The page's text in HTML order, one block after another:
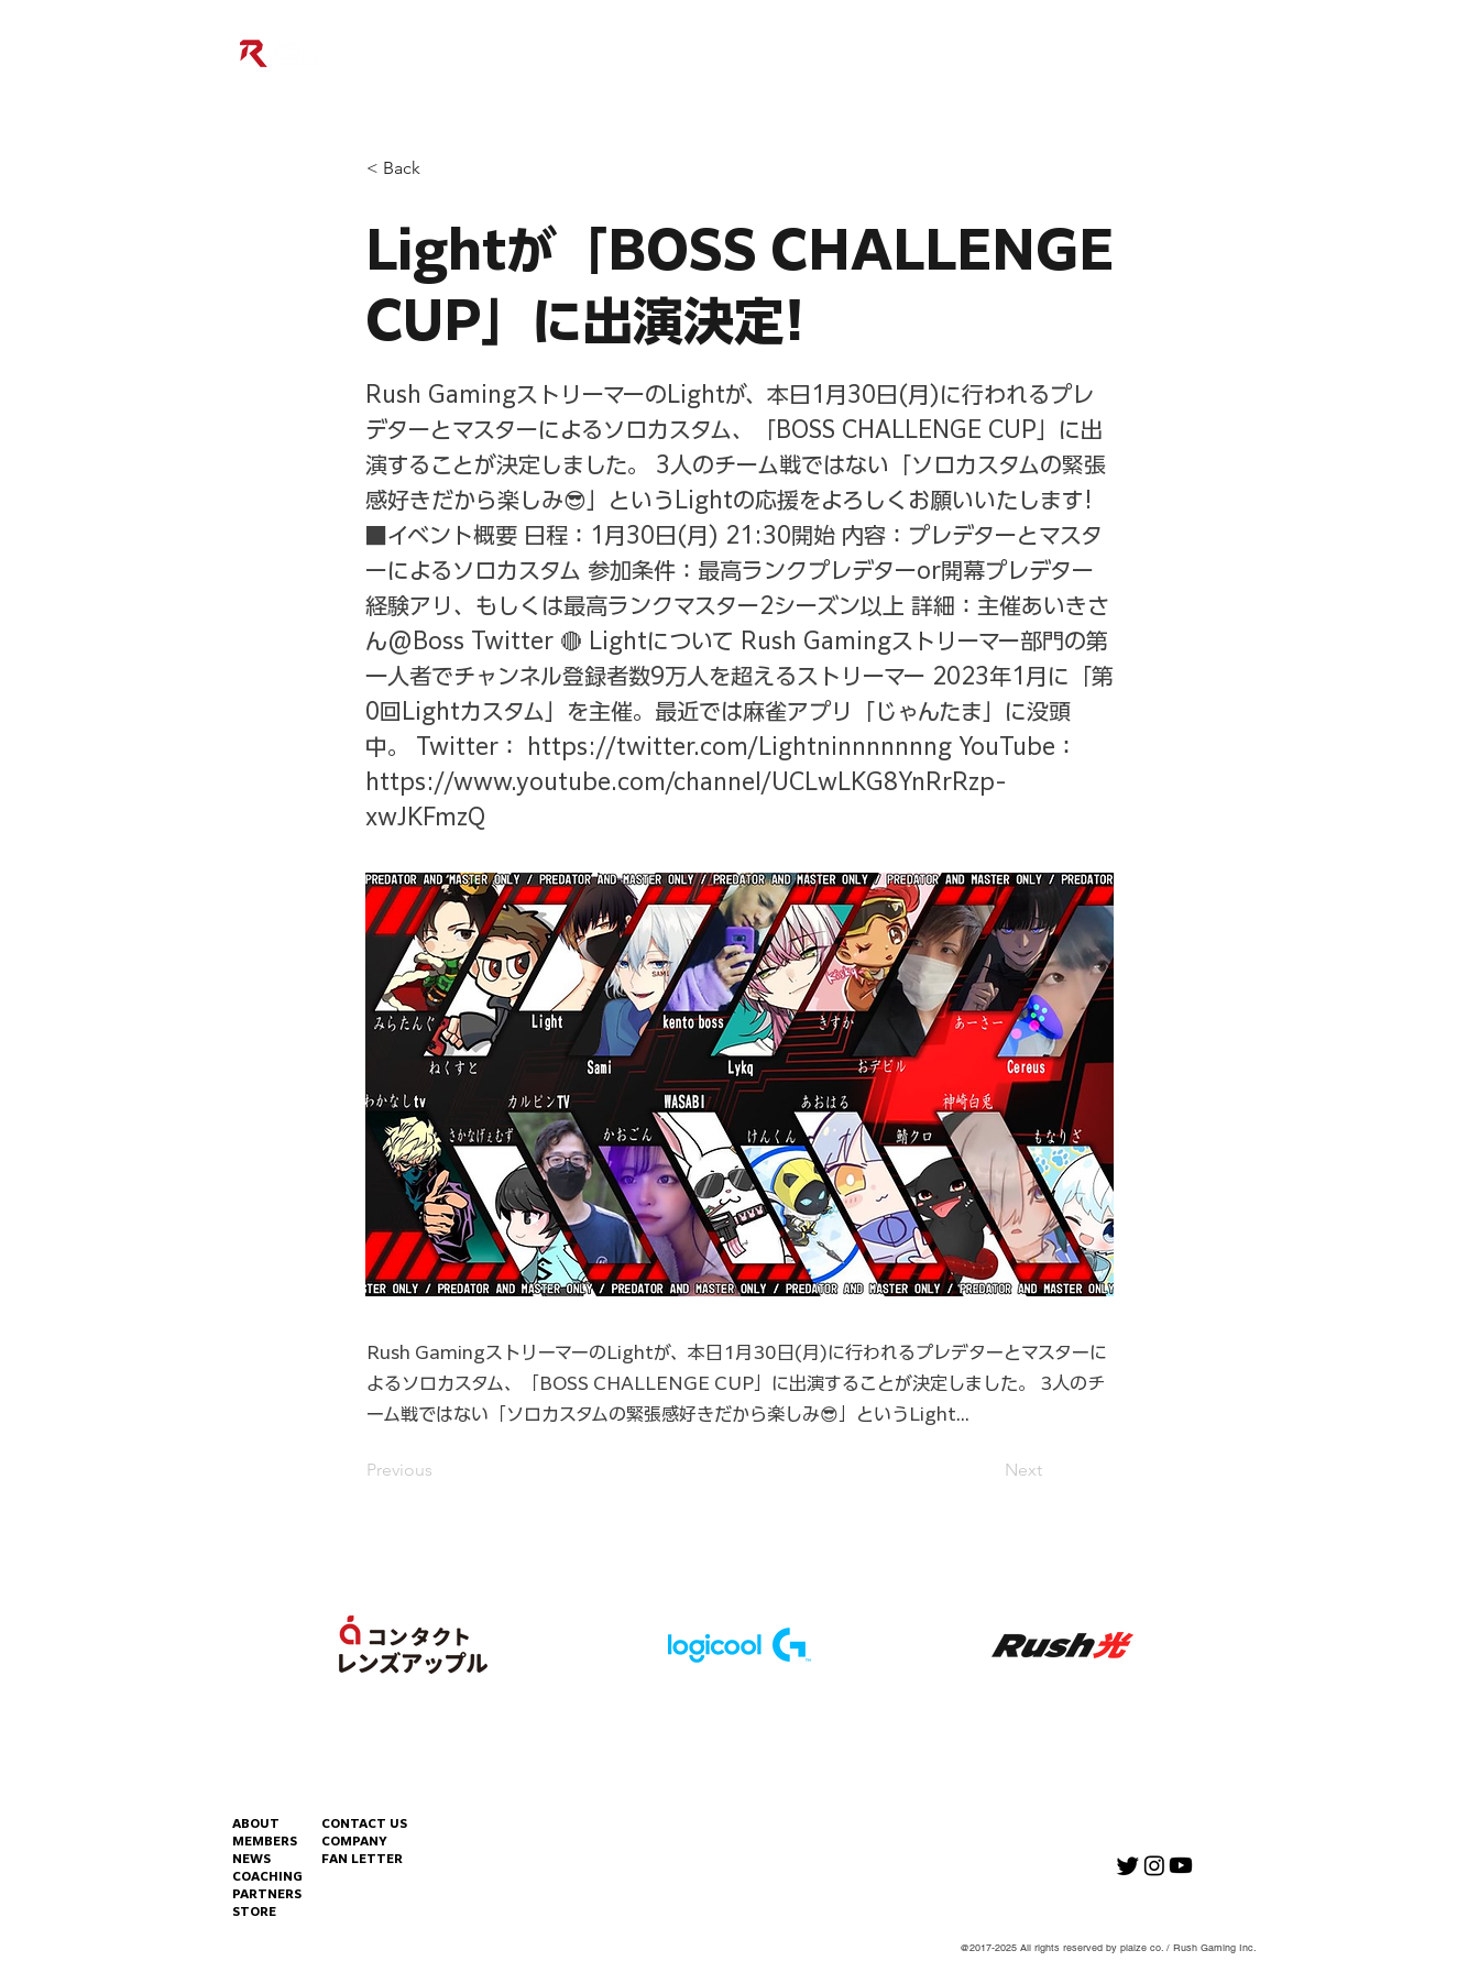
< Back
Lightが「BOSS CHALLENGE
CUP」に出演決定!
Rush GamingストリーマーのLightが、本日1月30日(月)に行われるプレ
デターとマスターによるソロカスタム、「BOSS CHALLENGE CUP」に出
演することが決定しました。 3人のチーム戦ではない「ソロカスタムの緊張
感好きだから楽しみ😎」というLightの応援をよろしくお願いいたします!
■イベント概要 日程：1月30日(月) 21:30開始 内容：プレデターとマスタ
ーによるソロカスタム 参加条件：最高ランクプレデターor開幕プレデター
経験アリ、もしくは最高ランクマスター2シーズン以上 詳細：主催あいきさ
ん@Boss Twitter 🔴 Lightについて Rush Gamingストリーマー部門の第
一人者でチャンネル登録者数9万人を超えるストリーマー 2023年1月に「第
0回Lightカスタム」を主催。最近では麻雀アプリ「じゃんたま」に没頭
中。 Twitter：
https://twitter.com/Lightninnnnnnng YouTube：
https://www.youtube.com/channel/UCLwLKG8YnRrRzp-
xwJKFmzQ
Rush GamingストリーマーのLightが、本日1月30日(月)に行われるプレデターとマスターに
よるソロカスタム、「BOSS CHALLENGE CUP」に出演することが決定しました。 3人のチ
ーム戦ではない「ソロカスタムの緊張感好きだから楽しみ😎」というLight...
Previous Next
ABOUT
MEMBERS
NEWS
COACHING
PARTNERS
STORE
CONTACT US
COMPANY
FAN LETTER
@2017-2025 All rights reserved by plaize co. / Rush Gaming Inc.